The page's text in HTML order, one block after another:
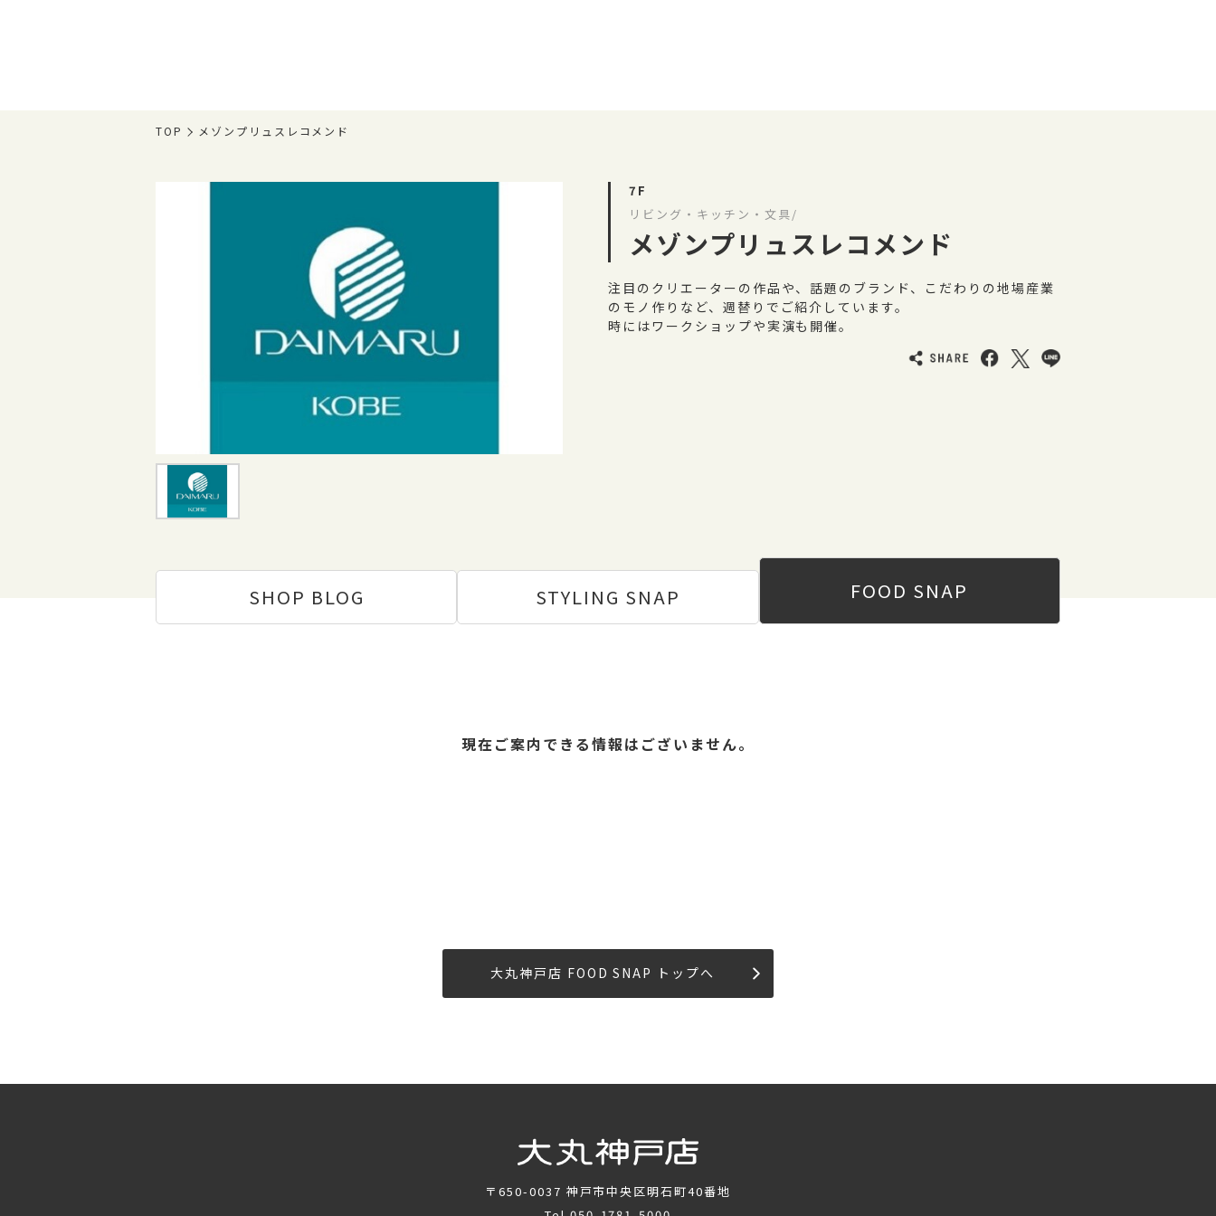
TOP メゾンプリュスレコメンド
7F
リビング・キッチン・文具/
メゾンプリュスレコメンド
注目のクリエーターの作品や、話題のブランド、こだわりの地場産業
のモノ作りなど、週替りでご紹介しています。
時にはワークショップや実演も開催。
SHOP BLOG STYLING SNAP FOOD SNAP
現在ご案内できる情報はございません。
大丸神戸店 FOOD SNAP トップへ
〒650-0037 神戸市中央区明石町40番地